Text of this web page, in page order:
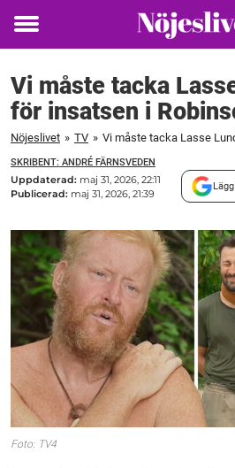
Toggle
Vi måste tacka
för insatsen i
Nöjeslivet » TV » Vi måste tacka Lasse
SKRIBENT: ANDRÉ FÄRNSVEDEN
Uppdaterad: maj 31, 2026, 22:11
Publicerad: maj 31, 2026, 21:39
Foto: TV4